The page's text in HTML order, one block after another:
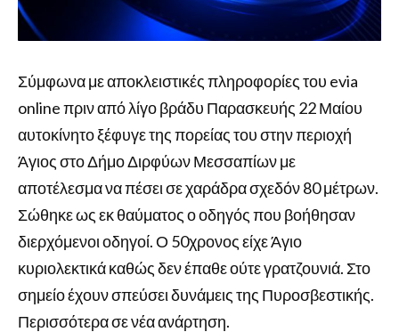
Σύμφωνα με αποκλειστικές πληροφορίες του evia
online πριν από λίγο βράδυ Παρασκευής 22 Μαίου
αυτοκίνητο ξέφυγε της πορείας του στην περιοχή
Άγιος στο Δήμο Διρφύων Μεσσαπίων με
αποτέλεσμα να πέσει σε χαράδρα σχεδόν 80 μέτρων.
Σώθηκε ως εκ θαύματος ο οδηγός που βοήθησαν
διερχόμενοι οδηγοί. Ο 50χρονος είχε Άγιο
κυριολεκτικά καθώς δεν έπαθε ούτε γρατζουνιά. Στο
σημείο έχουν σπεύσει δυνάμεις της Πυροσβεστικής.
Περισσότερα σε νέα ανάρτηση.